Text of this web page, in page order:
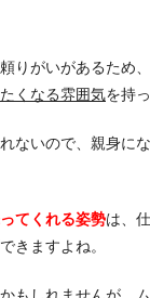
りがいがあるため、
くなる雰囲気を持
ないので、親身に
てくれる姿勢は、
きますよね。